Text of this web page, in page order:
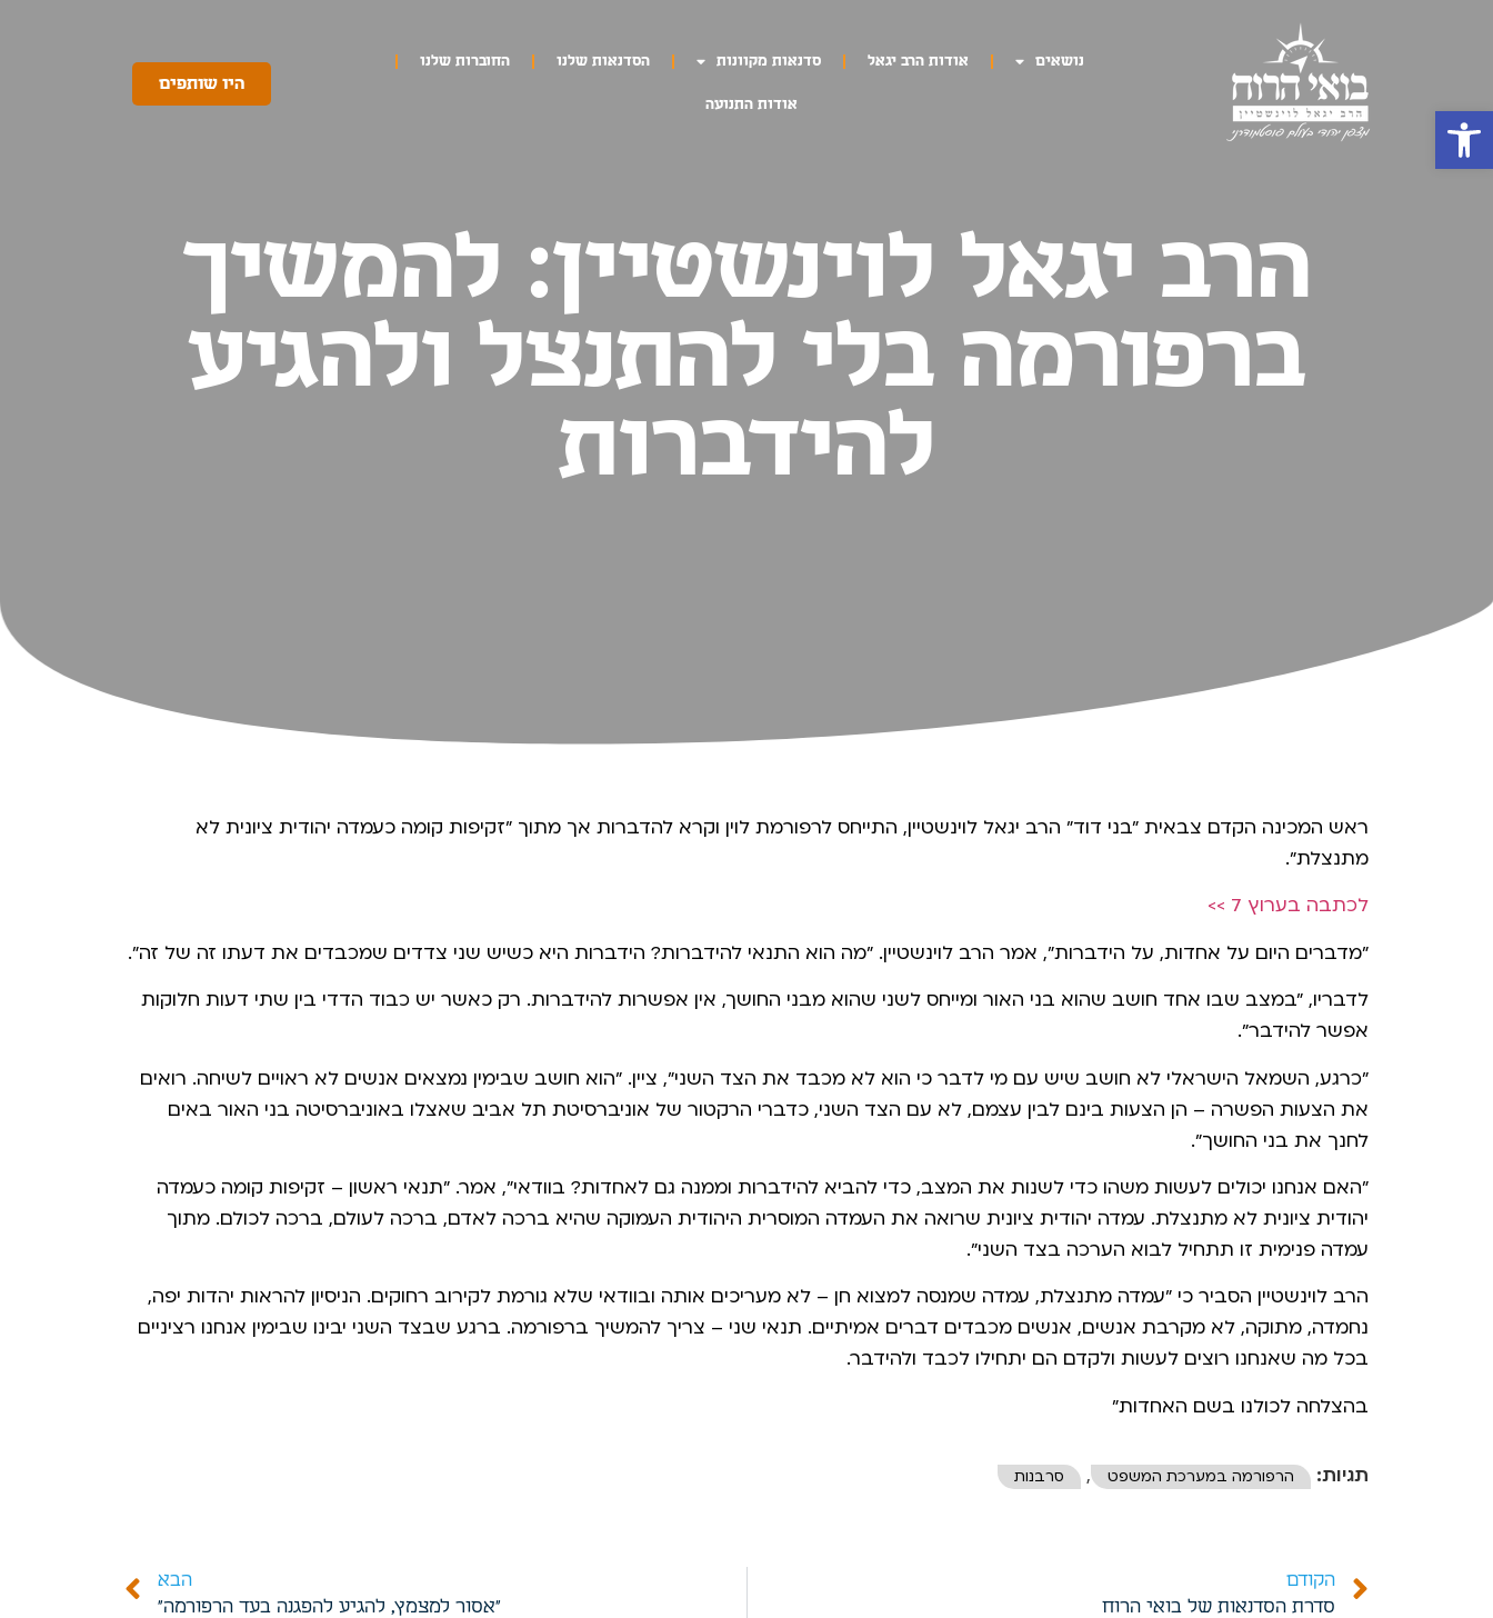
פתח סרגל נגישות
נושאים אודות הרב יגאל סדנאות מקוונות הסדנאות שלנו החוברות שלנו
אודות התנועה
היו שותפים
הרב יגאל לוינשטיין: להמשיך
ברפורמה בלי להתנצל ולהגיע
להידברות
ראש המכינה הקדם צבאית "בני דוד" הרב יגאל לוינשטיין, התייחס לרפורמת לוין וקרא להדברות אך מתוך "זקיפות קומה כעמדה יהודית ציונית לא
מתנצלת".
לכתבה בערוץ 7 >>
"מדברים היום על אחדות, על הידברות", אמר הרב לוינשטיין. "מה הוא התנאי להידברות? הידברות היא כשיש שני צדדים שמכבדים את דעתו זה של זה".
לדבריו, "במצב שבו אחד חושב שהוא בני האור ומייחס לשני שהוא מבני החושך, אין אפשרות להידברות. רק כאשר יש כבוד הדדי בין שתי דעות חלוקות
אפשר להידבר".
"כרגע, השמאל הישראלי לא חושב שיש עם מי לדבר כי הוא לא מכבד את הצד השני", ציין. "הוא חושב שבימין נמצאים אנשים לא ראויים לשיחה. רואים
את הצעות הפשרה – הן הצעות בינם לבין עצמם, לא עם הצד השני, כדברי הרקטור של אוניברסיטת תל אביב שאצלו באוניברסיטה בני האור באים
לחנך את בני החושך".
"האם אנחנו יכולים לעשות משהו כדי לשנות את המצב, כדי להביא להידברות וממנה גם לאחדות? בוודאי", אמר. "תנאי ראשון – זקיפות קומה כעמדה
יהודית ציונית לא מתנצלת. עמדה יהודית ציונית שרואה את העמדה המוסרית היהודית העמוקה שהיא ברכה לאדם, ברכה לעולם, ברכה לכולם. מתוך
עמדה פנימית זו תתחיל לבוא הערכה בצד השני".
הרב לוינשטיין הסביר כי "עמדה מתנצלת, עמדה שמנסה למצוא חן – לא מעריכים אותה ובוודאי שלא גורמת לקירוב רחוקים. הניסיון להראות יהדות יפה,
נחמדה, מתוקה, לא מקרבת אנשים, אנשים מכבדים דברים אמיתיים. תנאי שני – צריך להמשיך ברפורמה. ברגע שבצד השני יבינו שבימין אנחנו רציניים
בכל מה שאנחנו רוצים לעשות ולקדם הם יתחילו לכבד ולהידבר.
בהצלחה לכולנו בשם האחדות"
תגיות: הרפורמה במערכת המשפט , סרבנות
הקודם
סדרת הסדנאות של בואי הרוח
הבא
"אסור למצמץ, להגיע להפגנה בעד הרפורמה"